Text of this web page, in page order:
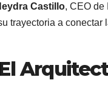
Castillo, CEO de
trayectoria a conectar